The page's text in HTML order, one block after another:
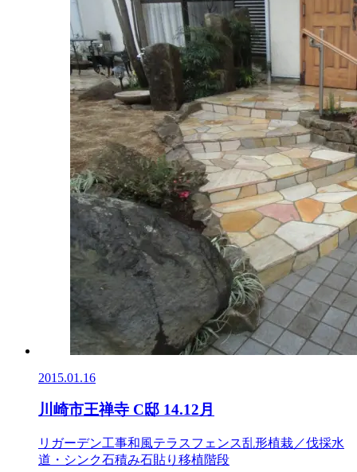
2015.01.16
川崎市王禅寺 C邸 14.12月
リガーデン工事和風テラスフェンス乱形植栽／伐採水
道・シンク石積み石貼り 移植階段